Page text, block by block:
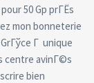
50 Gp prГЁs
mon bonneterie
Г unique
centre avinГ©s
bien